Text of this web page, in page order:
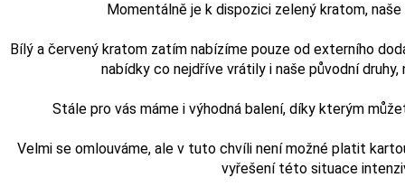
Momentálně je k dispozici zelený kratom,
Bílý a červený kratom zatím nabízíme pouze od externího
nabídky co nejdříve vrátily i naše původní
Stále pro vás máme i výhodná balení, díky kterým
Velmi se omlouváme, ale v tuto chvíli není možné platit
vyřešení této situace